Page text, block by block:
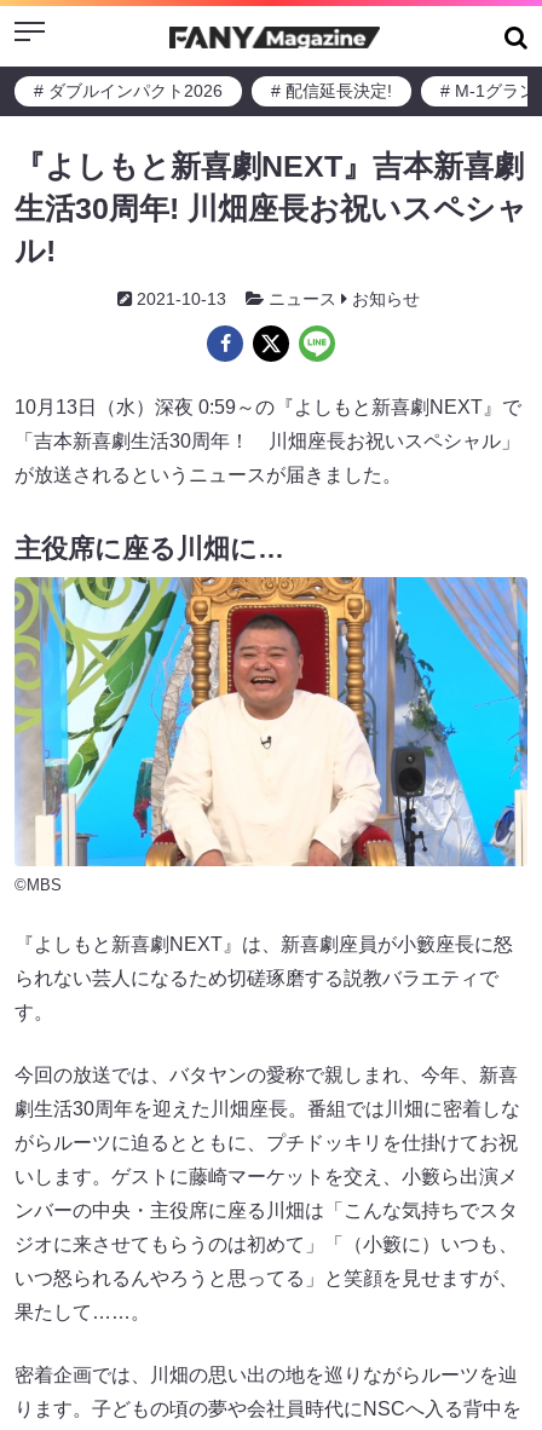
Menu
# ダブルインパクト2026 # 配信延長決定! # M-1グラン
『よしもと新喜劇NEXT』吉本新喜劇
生活30周年! 川畑座長お祝いスペシャ
ル!
2021-10-13 ニュース お知らせ
10月13日（水）深夜 0:59～の『よしもと新喜劇NEXT』で
「吉本新喜劇生活30周年！ 川畑座長お祝いスペシャル」
が放送されるというニュースが届きました。
主役席に座る川畑に…
©MBS
『よしもと新喜劇NEXT』は、新喜劇座員が小籔座長に怒
られない芸人になるため切磋琢磨する説教バラエティで
す。
今回の放送では、バタヤンの愛称で親しまれ、今年、新喜
劇生活30周年を迎えた川畑座長。番組では川畑に密着しな
がらルーツに迫るとともに、プチドッキリを仕掛けてお祝
いします。ゲストに藤崎マーケットを交え、小籔ら出演メ
ンバーの中央・主役席に座る川畑は「こんな気持ちでスタ
ジオに来させてもらうのは初めて」「（小籔に）いつも、
いつ怒られるんやろうと思ってる」と笑顔を見せますが、
果たして……。
密着企画では、川畑の思い出の地を巡りながらルーツを辿
ります。子どもの頃の夢や会社員時代にNSCへ入る背中を